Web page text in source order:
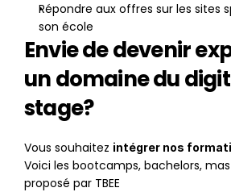
Répondre aux offres sur les sites
son école
Envie de devenir
un domaine du
stage?
Vous souhaitez intégrer nos
Voici les bootcamps, bachelors,
proposé par TBEE